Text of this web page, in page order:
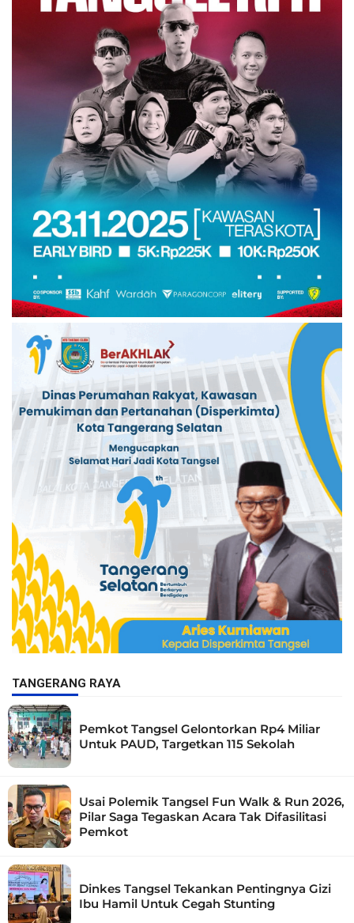
TANGERANG RAYA
Pemkot Tangsel Gelontorkan Rp4 Miliar
Untuk PAUD, Targetkan 115 Sekolah
Usai Polemik Tangsel Fun Walk & Run 2026,
Pilar Saga Tegaskan Acara Tak Difasilitasi
Pemkot
Dinkes Tangsel Tekankan Pentingnya Gizi
Ibu Hamil Untuk Cegah Stunting